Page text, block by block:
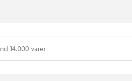
14.000 varer